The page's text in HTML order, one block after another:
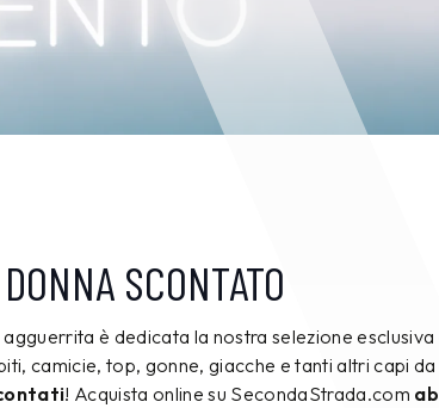
SCONTATO
è dedicata la nostra selezione esclusiva
camicie, top, gonne, giacche e tanti altri capi
! Acquista online su SecondaStrada.com